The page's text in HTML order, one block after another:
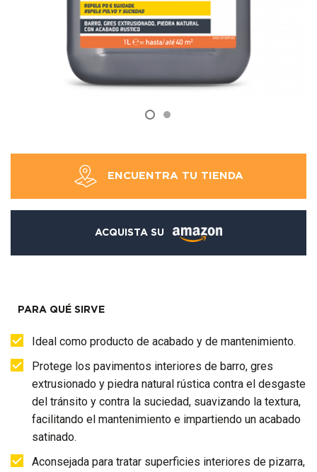
ENCUENTRA TU TIENDA
ACQUISTA SU
PARA QUÉ SIRVE
Ideal como producto de acabado y de mantenimiento.
Protege los pavimentos interiores de barro, gres
extrusionado y piedra natural rústica contra el desgaste
del tránsito y contra la suciedad, suavizando la textura,
facilitando el mantenimiento e impartiendo un acabado
satinado.
Aconsejada para tratar superficies interiores de pizarra,